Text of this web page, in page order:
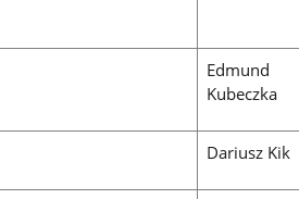
Edmund
Kubeczka
Dariusz Kik